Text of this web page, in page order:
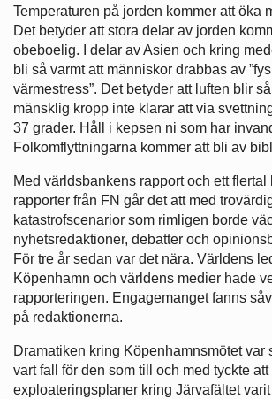
Temperaturen på jorden kommer att öka
Det betyder att stora delar av jorden
obeboelig. I delar av Asien och kring
bli så varmt att människor drabbas av
värmestress”. Det betyder att luften blir
mänsklig kropp inte klarar att via
37 grader. Håll i kepsen ni som har
Folkomflyttningarna kommer att bli av
Med världsbankens rapport och ett flertal
rapporter från FN går det att med
katastrofscenarior som rimligen borde
nyhetsredaktioner, debatter och
För tre år sedan var det nära. Världens
Köpenhamn och världens medier hade
rapporteringen. Engagemanget fanns
på redaktionerna.
Dramatiken kring Köpenhamnsmötet var
vart fall för den som till och med tyckte att
exploateringsplaner kring Järvafältet